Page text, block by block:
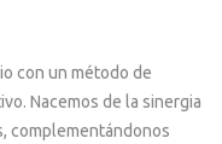
con un método de
Nacemos de la sinergia
complementándonos